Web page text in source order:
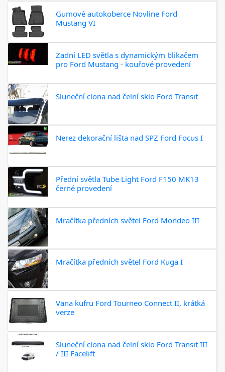
Gumové autokoberce Novline Ford
Mustang VI
Zadní LED světla s dynamickým blikačem
pro Ford Mustang - kouřové provedení
Sluneční clona nad čelní sklo Ford Transit
Nerez dekorační lišta nad SPZ Ford Focus I
Přední světla Tube Light Ford F150 MK13
černé provedení
Mračítka předních světel Ford Mondeo III
Mračítka předních světel Ford Kuga I
Vana kufru Ford Tourneo Connect II, krátká
verze
Sluneční clona nad čelní sklo Ford Transit III
/ III Facelift